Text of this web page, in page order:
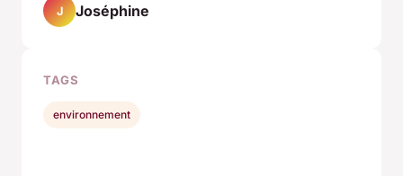
J Joséphine
TAGS
environnement